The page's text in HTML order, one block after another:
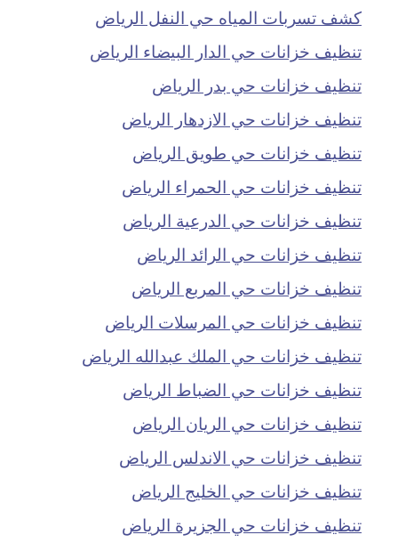
كشف تسربات المياه حي النفل الرياض
تنظيف خزانات حي الدار البيضاء الرياض
تنظيف خزانات حي بدر الرياض
تنظيف خزانات حي الازدهار الرياض
تنظيف خزانات حي طويق الرياض
تنظيف خزانات حي الحمراء الرياض
تنظيف خزانات حي الدرعية الرياض
تنظيف خزانات حي الرائد الرياض
تنظيف خزانات حي المربع الرياض
تنظيف خزانات حي المرسلات الرياض
تنظيف خزانات حي الملك عبدالله الرياض
تنظيف خزانات حي الضباط الرياض
تنظيف خزانات حي الريان الرياض
تنظيف خزانات حي الاندلس الرياض
تنظيف خزانات حي الخليج الرياض
تنظيف خزانات حي الجزيرة الرياض